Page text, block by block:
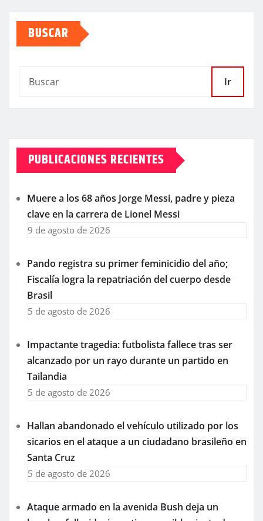
BUSCAR
Ir
PUBLICACIONES RECIENTES
Muere a los 68 años Jorge Messi, padre y pieza
clave en la carrera de Lionel Messi
9 de agosto de 2026
Pando registra su primer feminicidio del año;
Fiscalía logra la repatriación del cuerpo desde
Brasil
5 de agosto de 2026
Impactante tragedia: futbolista fallece tras ser
alcanzado por un rayo durante un partido en
Tailandia
5 de agosto de 2026
Hallan abandonado el vehículo utilizado por los
sicarios en el ataque a un ciudadano brasileño en
Santa Cruz
5 de agosto de 2026
Ataque armado en la avenida Bush deja un